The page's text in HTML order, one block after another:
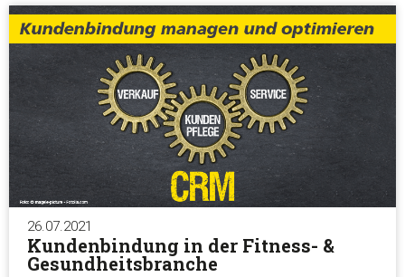
26.07.2021
Kundenbindung in der Fitness- &
Gesundheitsbranche